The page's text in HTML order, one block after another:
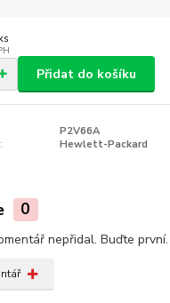
Přidat do košíku
P2V66A
Hewlett-Packard
0
nepřidal. Buďte první.